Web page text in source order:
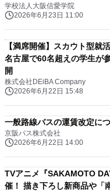
学校法人大阪信愛学院
2026年6月23日 11:00
【満席開催】スカウト型就
名古屋で60名超えの学生が
開
株式会社DEiBA Company
2026年6月22日 15:48
一般路線バスの運賃改定に
京阪バス株式会社
2026年6月22日 14:00
TVアニメ『SAKAMOTO
催！ 描き下ろし新商品や「